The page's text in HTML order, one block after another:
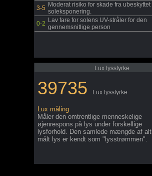
3-5 Moderat risiko for skade fra ubeskyttet
soleksponering.
0-2 Lav fare for solens UV-stråler for den
gennemsnitlige person
Lux lysstyrke
39735 Lux lysstyrke
Lux måling
Måler den omtrentlige menneskelige
øjenrespons på lys under forskellige
lysforhold. Den samlede mængde af alt
målt lys er kendt som "lysstrømmen".